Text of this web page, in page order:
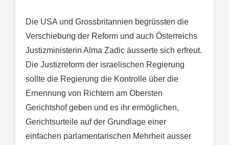
Die USA und Grossbritannien begrüssten die
Verschiebung der Reform und auch Österreichs
Justizministerin Alma Zadic äusserte sich erfreut.
Die Justizreform der israelischen Regierung
sollte die Regierung die Kontrolle über die
Ernennung von Richtern am Obersten
Gerichtshof geben und es ihr ermöglichen,
Gerichtsurteile auf der Grundlage einer
einfachen parlamentarischen Mehrheit ausser